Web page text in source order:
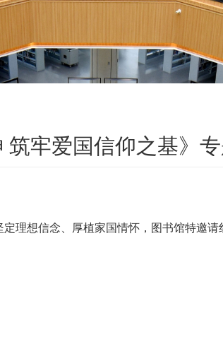
牢爱国信仰之基》
理想信念、厚植家国情怀，图书馆特邀